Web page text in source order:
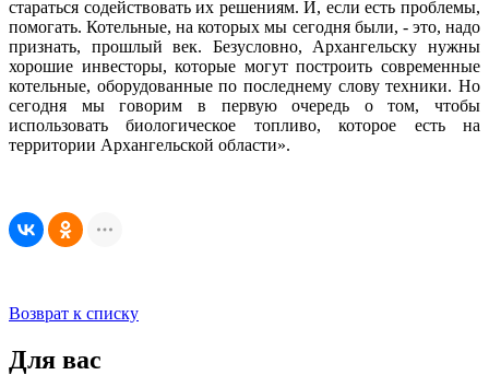
стараться содействовать их решениям. И, если есть проблемы,
помогать. Котельные, на которых мы сегодня были, - это, надо
признать, прошлый век. Безусловно, Архангельску нужны
хорошие инвесторы, которые могут построить современные
котельные, оборудованные по последнему слову техники. Но
сегодня мы говорим в первую очередь о том, чтобы
использовать биологическое топливо, которое есть на
территории Архангельской области».
Возврат к списку
Для вас